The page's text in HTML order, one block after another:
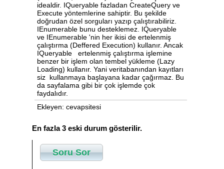
idealdir. IQueryable fazladan CreateQuery ve
Execute yöntemlerine sahiptir. Bu şekilde
doğrudan özel sorguları yazıp çalıştırabiliriz.
IEnumerable bunu desteklemez. IQueryable
ve IEnumerable 'nin her ikisi de ertelenmiş
çalıştırma (Deffered Execution) kullanır. Ancak
IQueryable ertelenmiş çalıştırma işlemine
benzer bir işlem olan tembel yükleme (Lazy
Loading) kullanır. Yani veritabanından kayıtları
siz kullanmaya başlayana kadar çağırmaz. Bu
da sayfalama gibi bir çok işlemde çok
faydalıdır.
Ekleyen: cevapsitesi
En fazla 3 eski durum gösterilir.
Soru Sor